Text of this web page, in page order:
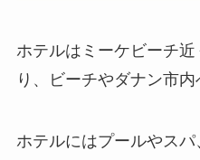
ホテルはミーケビーチ
り、ビーチやダナン市内
ホテルにはプールやス